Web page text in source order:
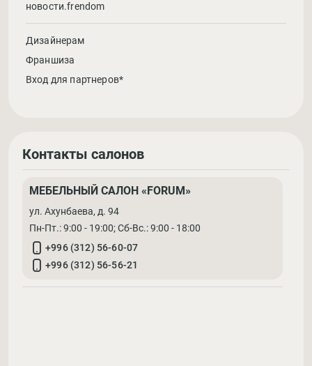
новости.frendom
Дизайнерам
Франшиза
Вход для партнеров*
Контакты салонов
МЕБЕЛЬНЫЙ САЛОН «FORUM»
ул. Ахунбаева, д. 94
Пн-Пт.: 9:00 - 19:00; Cб-Вс.: 9:00 - 18:00
+996 (312) 56-60-07
+996 (312) 56-56-21